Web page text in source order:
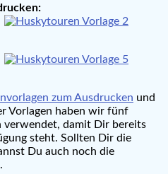
zum Ausdrucken und
Vorlagen haben wir fünf
damit Dir bereits
steht. Sollten Dir die
Du auch noch die